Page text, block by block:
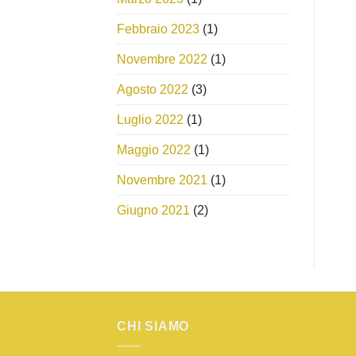
Febbraio 2023 (1)
Novembre 2022 (1)
Agosto 2022 (3)
Luglio 2022 (1)
Maggio 2022 (1)
Novembre 2021 (1)
Giugno 2021 (2)
CHI SIAMO